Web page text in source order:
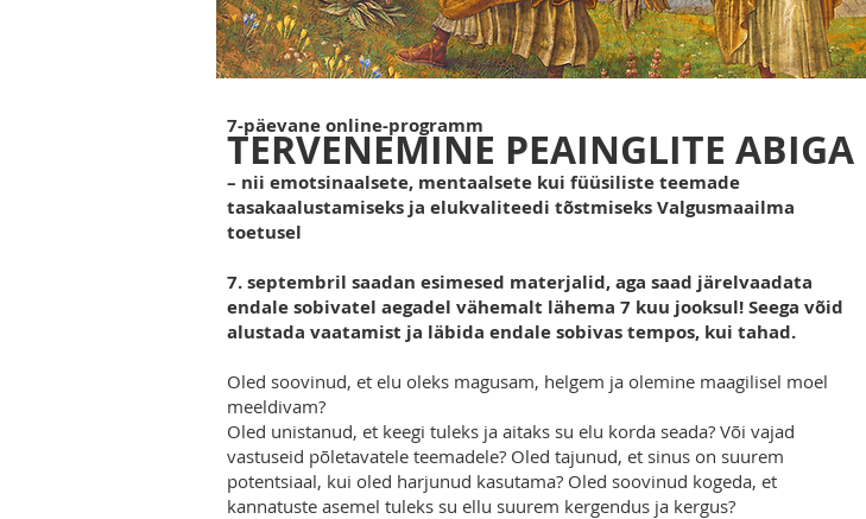
7-päevane online-programm
TERVENEMINE PEAINGLITE ABIGA
– nii emotsinaalsete, mentaalsete kui füüsiliste teemade
tasakaalustamiseks ja elukvaliteedi tõstmiseks Valgusmaailma
toetusel
7. septembril saadan esimesed materjalid, aga saad järelvaadata
endale sobivatel aegadel vähemalt lähema 7 kuu jooksul! Seega võid
alustada vaatamist ja läbida endale sobivas tempos, kui tahad.
Oled soovinud, et elu oleks magusam, helgem ja olemine maagilisel moel
meeldivam?
Oled unistanud, et keegi tuleks ja aitaks su elu korda seada? Või vajad
vastuseid põletavatele teemadele? Oled tajunud, et sinus on suurem
potentsiaal, kui oled harjunud kasutama? Oled soovinud kogeda, et
kannatuste asemel tuleks su ellu suurem kergendus ja kergus?